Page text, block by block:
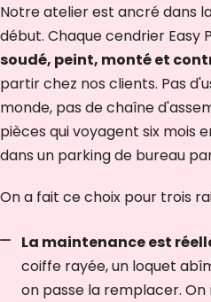
Notre atelier est ancré dans
début. Chaque cendrier Easy
soudé, peint, monté et
partir chez nos clients. Pas
monde, pas de chaîne
pièces qui voyagent six mois
dans un parking de bureau
On a fait ce choix pour trois
La maintenance est
coiffe rayée, un loquet
on passe la remplacer.